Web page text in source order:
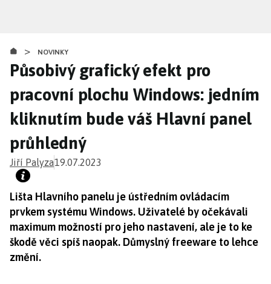
obsahu
> NOVINKY
Působivý grafický efekt pro
pracovní plochu Windows: jedním
kliknutím bude váš Hlavní panel
průhledný
Jiří Palyza19.07.2023
Lišta Hlavního panelu je ústředním ovládacím
prvkem systému Windows. Uživatelé by očekávali
maximum možností pro jeho nastavení, ale je to ke
škodě věci spíš naopak. Důmyslný freeware to lehce
změní.